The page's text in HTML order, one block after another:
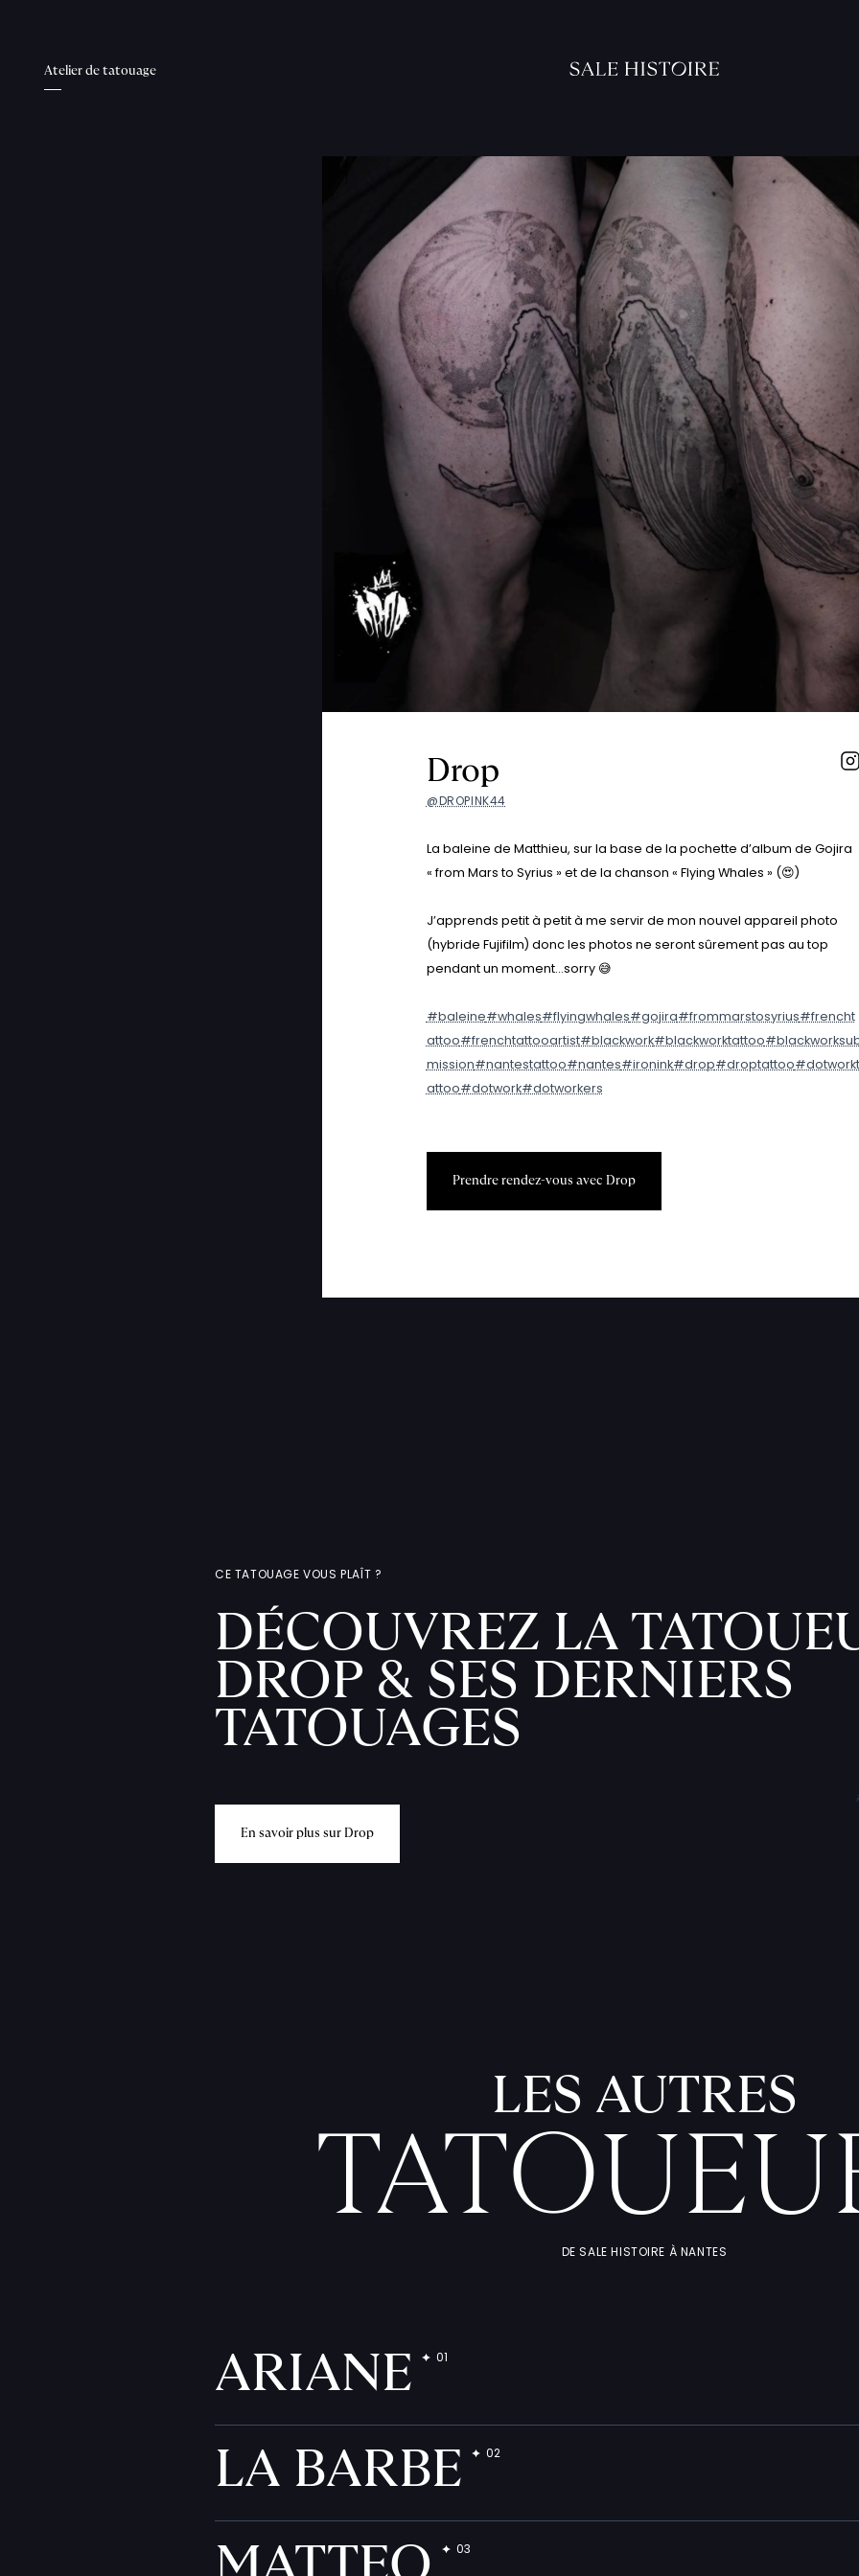
Atelier de tatouage
Drop
@DROPINK44
La baleine de Matthieu, sur la base de la pochette d’album de Gojira
« from Mars to Syrius » et de la chanson « Flying Whales » (😍)
J’apprends petit à petit à me servir de mon nouvel appareil photo
(hybride Fujifilm) donc les photos ne seront sûrement pas au top
pendant un moment...sorry 😅
#baleine#whales#flyingwhales#gojira#frommarstosyrius#frencht
attoo#frenchtattooartist#blackwork#blackworktattoo
mission#nantestattoo#nantes#ironink#drop#droptattoo#dotworkt
attoo#dotwork#dotworkers
Prendre rendez-vous avec Drop
CE TATOUAGE VOUS PLAÎT ?
DÉCOUVREZ LA
DROP & SES DERNIERS
TATOUAGES
En savoir plus sur Drop
LES AUTRES
DE SALE HISTOIRE À NANTES
ARIANE
LA BARBE